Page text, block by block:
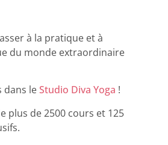
à la pratique et à
du monde extraordinaire
dans leStudio Diva Yoga !
plus de 2500 cours et 125